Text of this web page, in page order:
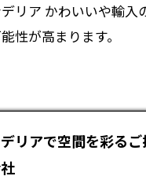
リア かわいいや輸入
性が高まります。
リアで空間を彩る